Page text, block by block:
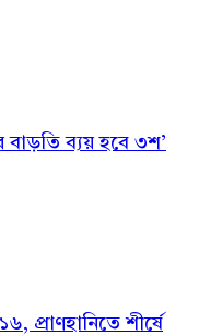
বাড়তি ব্যয় হবে ৩শ’
প্রাণহানিতে শীর্ষে